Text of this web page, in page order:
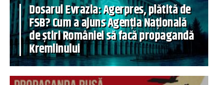
Dosarul Evrazia: Agerpres, plătită de
FSB? Cum a ajuns Agenția Națională
de știri României să facă propagandă
Kremlinului